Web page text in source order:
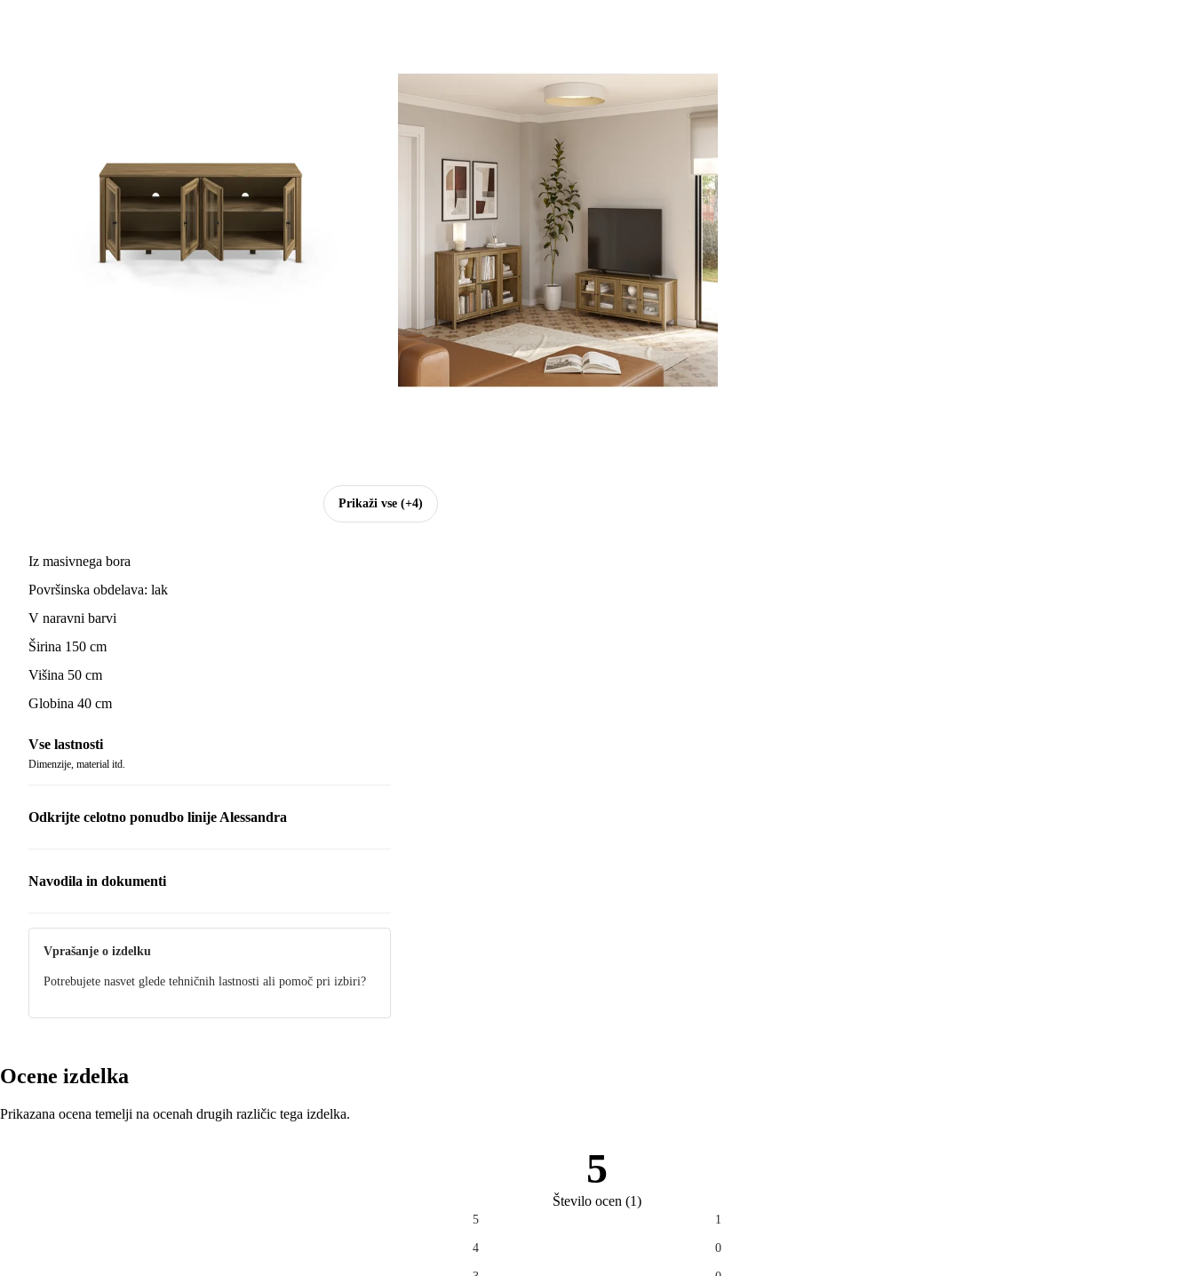
Prikaži vse (+4)
Iz masivnega bora
Površinska obdelava: lak
V naravni barvi
Širina 150 cm
Višina 50 cm
Globina 40 cm
Vse lastnosti
Dimenzije, material itd.
Odkrijte celotno ponudbo linije Alessandra
Navodila in dokumenti
Vprašanje o izdelku
Potrebujete nasvet glede tehničnih lastnosti ali pomoč pri izbiri?
Ocene izdelka
Prikazana ocena temelji na ocenah drugih različic tega izdelka.
5
Število ocen (1)
5 1
4 0